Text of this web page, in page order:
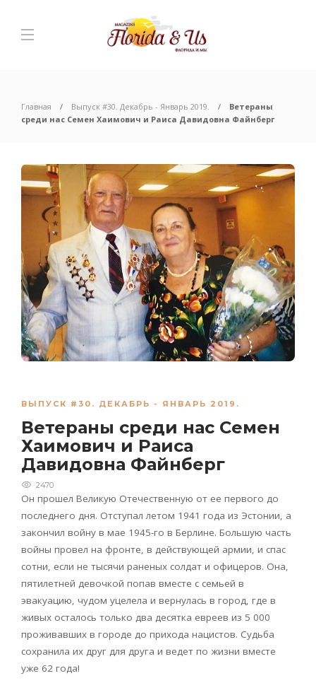
Главная Выпуск #30. Декабрь - Январь 2019.
Ветераны
среди нас Семен Хаимович и Раиса Давидовна Файнберг
ВЫПУСК #30. ДЕКАБРЬ - ЯНВАРЬ 2019.
Ветераны среди нас Семен
Хаимович и Раиса
Давидовна Файнберг
2470
Он прошел Великую Отечественную от ее первого до
последнего дня. Отступал летом 1941 года из Эстонии, а
закончил войну в мае 1945-го в Берлине. Большую часть
войны провел на фронте, в действующей армии, и спас
сотни, если не тысячи раненых солдат и офицеров. Она,
пятилетней девочкой попав вместе с семьей в
эвакуацию, чудом уцелела и вернулась в город, где в
живых осталось только два десятка евреев из 5 000
проживавших в городе до прихода нацистов. Судьба
сохранила их друг для друга и ведет по жизни вместе
уже 62 года!